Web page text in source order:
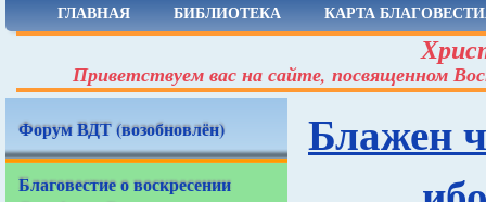
ГЛАВНАЯ БИБЛИОТЕКА КАРТА
Приветствуем вас на сайте, посвященном
Форум ВДТ (возобновлён)
Благовестие о воскресении
Блажен